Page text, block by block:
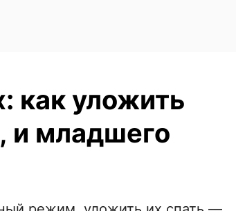
как уложить
и младшего